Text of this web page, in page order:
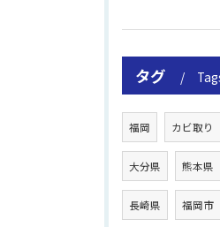
タグ
福岡 カビ取り
大分県 熊本県
長崎県 福岡市